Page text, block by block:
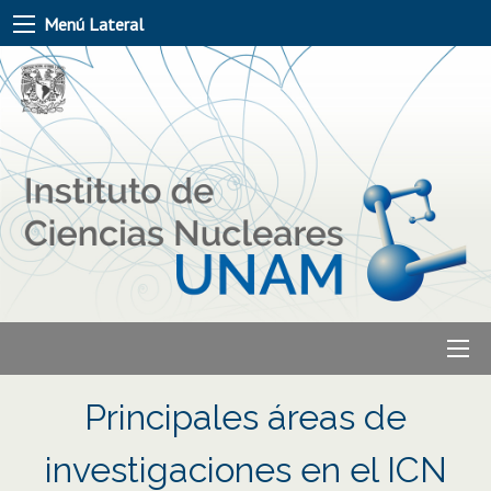
Menú Lateral
Principales áreas de
investigaciones en el ICN